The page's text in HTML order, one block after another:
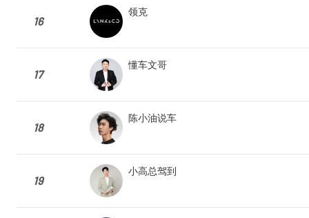
16
领克
17
懂车文哥
18
陈小油说车
19
小高总驾到